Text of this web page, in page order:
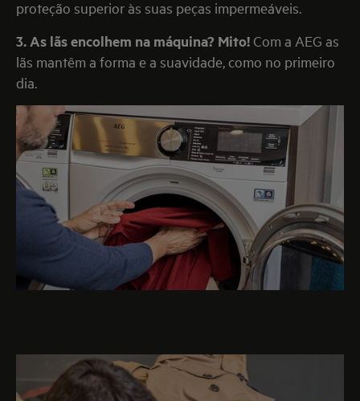
proteção superior às suas peças impermeáveis.
3. As lãs encolhem na máquina? Mito!Com a AEG as
lãs mantêm a forma e a suavidade, como no primeiro
dia.